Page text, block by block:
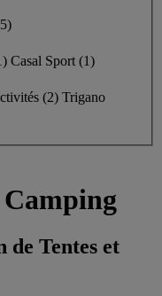
) Casal Sport (1)
(2) Trigano
Camping
de Tentes et